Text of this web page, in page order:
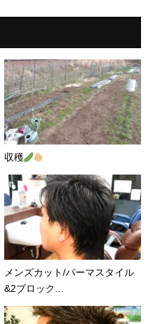
収穫
メンズカット/パーマスタイル
&2ブロック...